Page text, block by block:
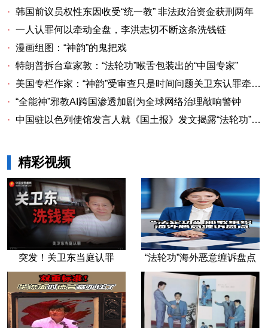
· 韩国前议员权性东因收受“统一教” 非法政治资金获刑两年
· 一人认罪何以牵动全盘，李洪志切不断这条洗钱链
· 漫画组图：“神韵”的鬼把戏
· 特朗普拆台章家敦：“法轮功”喉舌包装出的“中国专家”
·
美国专栏作家：“神韵”受审查只是时间问题关卫东认罪牵出与《大纪元时报》资金链条
· “全能神”邪教AI跨国渗透加剧为全球网络治理敲响警钟
· 中国驻以色列使馆发言人就《国土报》发文揭露“法轮功”邪教本质答记者问
精彩视频
突发！关卫东当庭认罪 “法轮功”海外恶意缠诉盘点